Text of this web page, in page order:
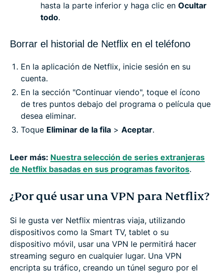
hasta la parte inferior y haga clic en Ocultar
todo.
Borrar el historial de Netflix en el teléfono
En la aplicación de Netflix, inicie sesión en su
cuenta.
En la sección "Continuar viendo", toque el ícono
de tres puntos debajo del programa o película que
desea eliminar.
Toque Eliminar de la fila > Aceptar.
Leer más: Nuestra selección de series extranjeras
de Netflix basadas en sus programas favoritos.
¿Por qué usar una VPN para Netflix?
Si le gusta ver Netflix mientras viaja, utilizando
dispositivos como la Smart TV, tablet o su
dispositivo móvil, usar una VPN le permitirá hacer
streaming seguro en cualquier lugar. Una VPN
encripta su tráfico, creando un túnel seguro por el